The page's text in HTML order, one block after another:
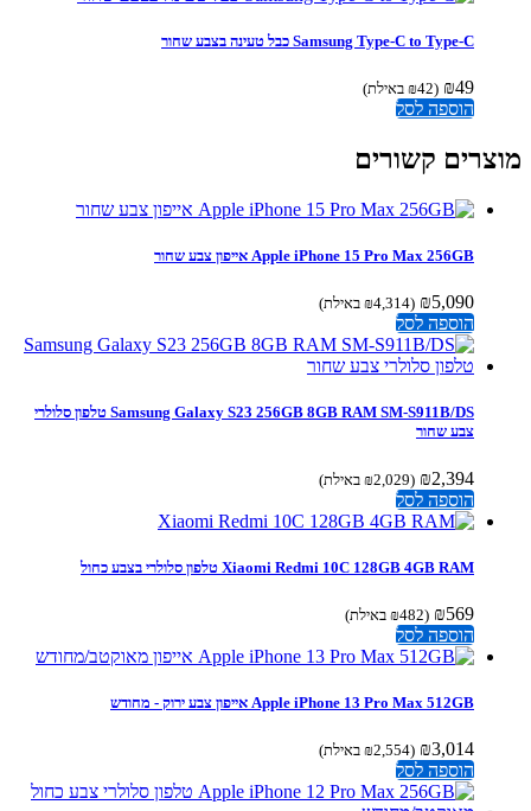
Samsung Type-C to Type-C כבל טעינה בצבע שחור
(
₪42 באילת)
הוספה לסל
קשורים
Apple iPhone 15 Pro Max 256GB אייפון צבע שחור
₪5,090
(
₪4,314 באילת)
הוספה לסל
Samsung Galaxy S23 256GB 8GB RAM SM-S911B/DS טלפון סלולרי
צבע שחור
₪2,394
(
₪2,029 באילת)
הוספה לסל
Xiaomi Redmi 10C 128GB 4GB RAM טלפון סלולרי בצבע כחול
₪
(
₪ 482 באילת)
הוספה לסל
Apple iPhone 13 Pro Max 512GB אייפון צבע ירוק - מחודש
₪3,014
(
₪2,554 באילת)
הוספה לסל